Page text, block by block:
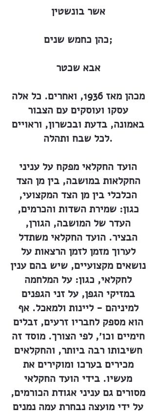
אשר בונשטין
כהן כחמש שנים;
אבא שכטר
מכהן מאז 1936, ואחרים. כל אלה
עסקו ועוסקים עם הצבור
באמונה, בדעת ובכשרון, וראויים
לכל שבח ותהלה.
הועד החקלאי מפקח על עניני
החקלאות במושבה, בין מן הצד
הכלכלי בין מן הצד המקצועי,
כגון: שמירת השדות והכרמים,
העדר של המושבה, הגורן,
הבציר. הועד החקלאי משתדל
לערוך מזמן לזמן הרצאות על
נושאים מקצועיים, שיש בהם ענין
לחקלאי, כגון: על המלחמה
במזיקי הגפן, על זני הגפנים
למיניהם - ליינות ולמאכל. אף
הוא מספק לחבריו זרעים, זבלים
חימיים וכו׳, לפי הצורך. מוסד זה
חשיבותו רבה ביותר, והחקלאים
מכירים בערכו ומוקירים את
מעשיו. בידי הועד החקלאי
מסורים גם עניני אגודת הכורמים,
על ידי מועצה נבחרת עמה נמנים